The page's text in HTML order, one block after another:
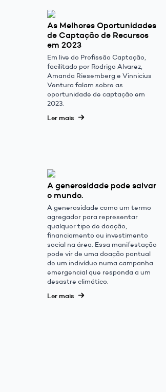
As Melhores Oportunidades
de Captação de Recursos
em 2023
Em live do Profissão Captação,
facilitado por Rodrigo Alvarez,
Amanda Riesemberg e Vinnicius
Ventura falam sobre as
oportunidade de captação em
2023.
Ler mais
A generosidade pode salvar
o mundo.
A generosidade como um termo
agregador para representar
qualquer tipo de doação,
financiamento ou investimento
social na área. Essa manifestação
pode vir de uma doação pontual
de um indivíduo numa campanha
emergencial que responda a um
desastre climático.
Ler mais